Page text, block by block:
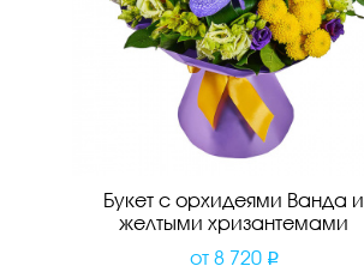
Букет с орхидеями Ванда и
желтыми хризантемами
от 8 720